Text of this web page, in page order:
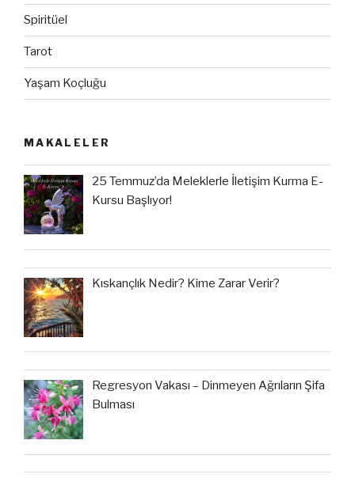
Spiritüel
Tarot
Yaşam Koçluğu
MAKALELER
25 Temmuz’da Meleklerle İletişim Kurma E-
Kursu Başlıyor!
Kıskançlık Nedir? Kime Zarar Verir?
Regresyon Vakası – Dinmeyen Ağrıların Şifa
Bulması